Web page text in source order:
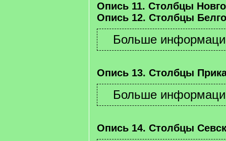
Опись 11. Столбцы
Опись 12. Столбцы
Опись 13. Столбцы
Опись 14. Столбцы